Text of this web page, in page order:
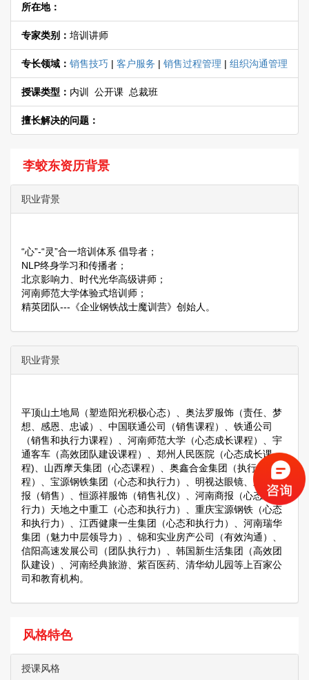
所在地：
专家类别： 培训讲师
专长领域： 销售技巧 | 客户服务 | 销售过程管理 | 组织沟通管理
授课类型： 内训 公开课 总裁班
擅长解决的问题：
李蛟东资历背景
职业背景
“心”-“灵”合一培训体系 倡导者；
NLP终身学习和传播者；
北京影响力、时代光华高级讲师；
河南师范大学体验式培训师；
精英团队---《企业钢铁战士魔训营》创始人。
职业背景
平顶山土地局（塑造阳光积极心态）、奥法罗服饰（责任、梦
想、感恩、忠诚）、中国联通公司（销售课程）、铁通公司
（销售和执行力课程）、河南师范大学（心态成长课程）、宇
通客车（高效团队建设课程）、郑州人民医院（心态成长课
程)、山西摩天集团（心态课程）、奥鑫合金集团（执行力课
程）、宝源钢铁集团（心态和执行力）、明视达眼镜、东方今
报（销售）、恒源祥服饰（销售礼仪）、河南商报（心态和执
行力）天地之中重工（心态和执行力）、重庆宝源钢铁（心态
和执行力）、江西健康一生集团（心态和执行力）、河南瑞华
集团（魅力中层领导力）、锦和实业房产公司（有效沟通）、
信阳高速发展公司（团队执行力）、韩国新生活集团（高效团
队建设）、河南经典旅游、紫百医药、清华幼儿园等上百家公
司和教育机构。
风格特色
授课风格